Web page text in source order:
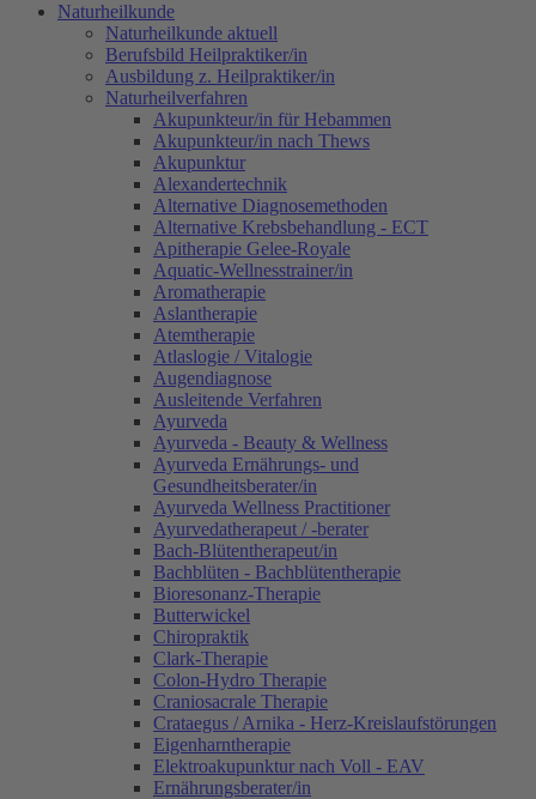
Naturheilkunde
Naturheilkunde aktuell
Berufsbild Heilpraktiker/in
Ausbildung z. Heilpraktiker/in
Naturheilverfahren
Akupunkteur/in für Hebammen
Akupunkteur/in nach Thews
Akupunktur
Alexandertechnik
Alternative Diagnosemethoden
Alternative Krebsbehandlung - ECT
Apitherapie Gelee-Royale
Aquatic-Wellnesstrainer/in
Aromatherapie
Aslantherapie
Atemtherapie
Atlaslogie / Vitalogie
Augendiagnose
Ausleitende Verfahren
Ayurveda
Ayurveda - Beauty & Wellness
Ayurveda Ernährungs- und
Gesundheitsberater/in
Ayurveda Wellness Practitioner
Ayurvedatherapeut / -berater
Bach-Blütentherapeut/in
Bachblüten - Bachblütentherapie
Bioresonanz-Therapie
Butterwickel
Chiropraktik
Clark-Therapie
Colon-Hydro Therapie
Craniosacrale Therapie
Crataegus / Arnika - Herz-Kreislaufstörungen
Eigenharntherapie
Elektroakupunktur nach Voll - EAV
Ernährungsberater/in